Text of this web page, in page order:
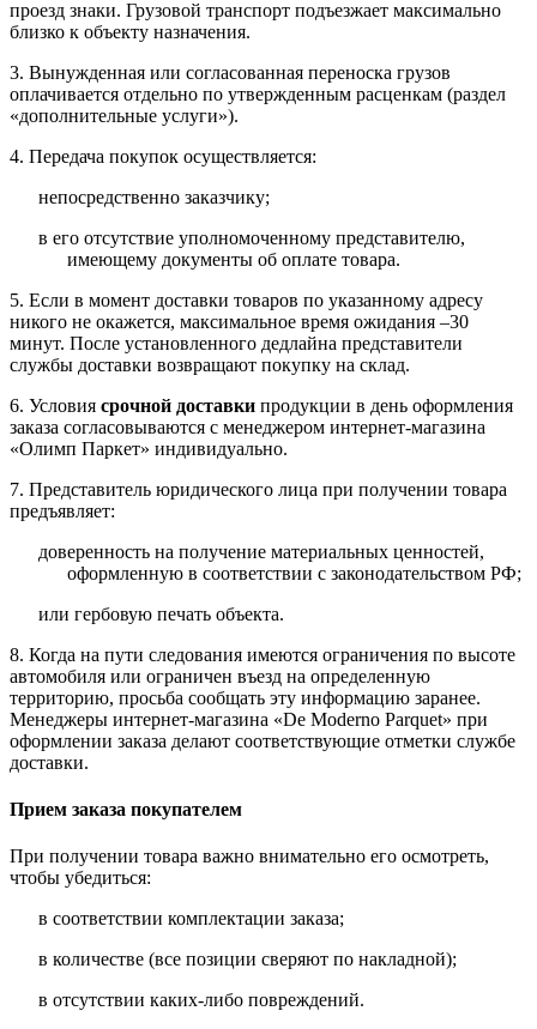
проезд знаки. Грузовой транспорт подъезжает максимально
близко к объекту назначения.
3. Вынужденная или согласованная переноска грузов
оплачивается отдельно по утвержденным расценкам (раздел
«дополнительные услуги»).
4. Передача покупок осуществляется:
непосредственно заказчику;
в его отсутствие уполномоченному представителю,
имеющему документы об оплате товара.
5. Если в момент доставки товаров по указанному адресу
никого не окажется, максимальное время ожидания –30
минут. После установленного дедлайна представители
службы доставки возвращают покупку на склад.
6. Условия срочной доставки продукции в день оформления
заказа согласовываются с менеджером интернет-магазина
«Олимп Паркет» индивидуально.
7. Представитель юридического лица при получении товара
предъявляет:
доверенность на получение материальных ценностей,
оформленную в соответствии с законодательством РФ;
или гербовую печать объекта.
8. Когда на пути следования имеются ограничения по высоте
автомобиля или ограничен въезд на определенную
территорию, просьба сообщать эту информацию заранее.
Менеджеры интернет-магазина «De Moderno Parquet» при
оформлении заказа делают соответствующие отметки службе
доставки.
Прием заказа покупателем
При получении товара важно внимательно его осмотреть,
чтобы убедиться:
в соответствии комплектации заказа;
в количестве (все позиции сверяют по накладной);
в отсутствии каких-либо повреждений.